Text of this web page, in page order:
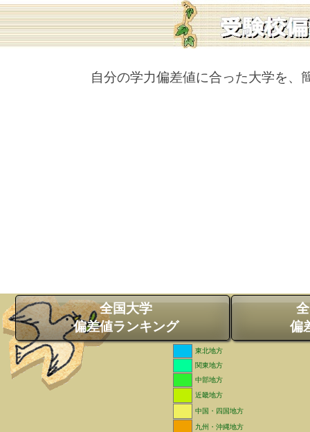
自分の学力偏差値に合った大学を、
全国大学
偏差値ランキング
偏
東北地方
関東地方
中部地方
近畿地方
中国・四国地方
九州・沖縄地方